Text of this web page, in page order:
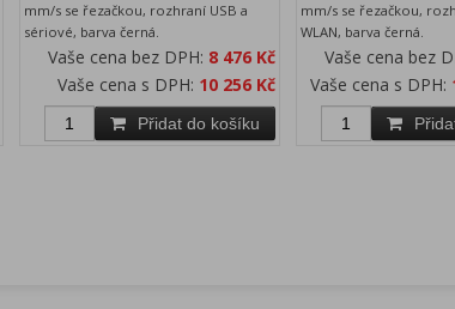
mm/s se řezačkou, rozhraní USB a
sériové, barva černá.
Vaše cena bez DPH: 8 476 Kč
Vaše cena s DPH: 10 256 Kč
Přidat do košíku
mm/s se řezačkou,
WLAN, barva černá.
Vaše cena bez
Vaše cena s DPH: